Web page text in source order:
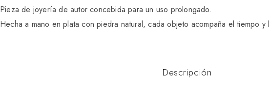
Pieza de joyería de autor concebida para un uso prolongado.
Hecha a mano en plata con piedra natural, cada objeto acompaña el tiempo y
Descripción